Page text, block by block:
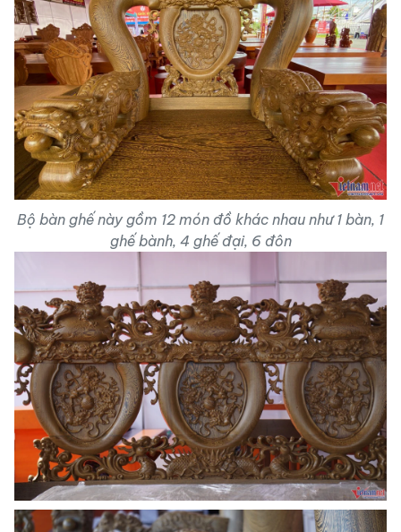
Bộ bàn ghế này gồm 12 món đồ khác nhau như 1 bàn, 1
ghế bành, 4 ghế đại, 6 đôn